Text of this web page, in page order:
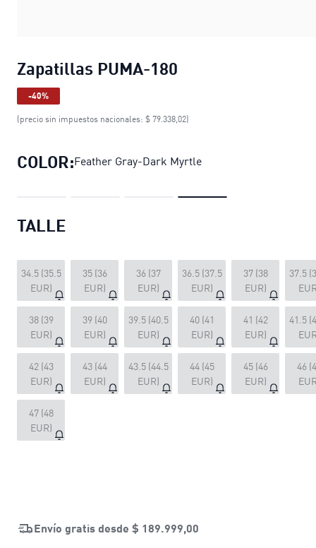
Zapatillas PUMA-180
-40%
(precio sin impuestos nacionales: $ 79.338,02)
COLOR:Feather Gray-Dark Myrtle
TALLE
34.5 (35.5
EUR)
35 (36
EUR)
36 (37
EUR)
36.5 (37.5
EUR)
37 (38
EUR)
37.5
38 (39
EUR)
39 (40
EUR)
39.5 (40.5
EUR)
40 (41
EUR)
41 (42
EUR)
41.5
42 (43
EUR)
43 (44
EUR)
43.5 (44.5
EUR)
44 (45
EUR)
45 (46
EUR)
46
47 (48
EUR)
Envío gratis desde $ 189.999,00